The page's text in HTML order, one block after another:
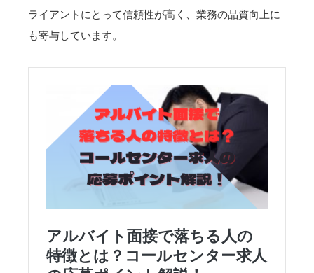
ライアントにとって信頼性が高く、業務の品質向上に
も寄与しています。